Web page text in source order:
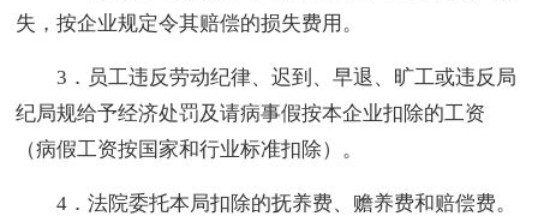
失，按企业规定令其赔偿的损失费用。
3．员工违反劳动纪律、迟到、早退、旷工或违反局
纪局规给予经济处罚及请病事假按本企业扣除的工资
（病假工资按国家和行业标准扣除）。
4．法院委托本局扣除的抚养费、赡养费和赔偿费。